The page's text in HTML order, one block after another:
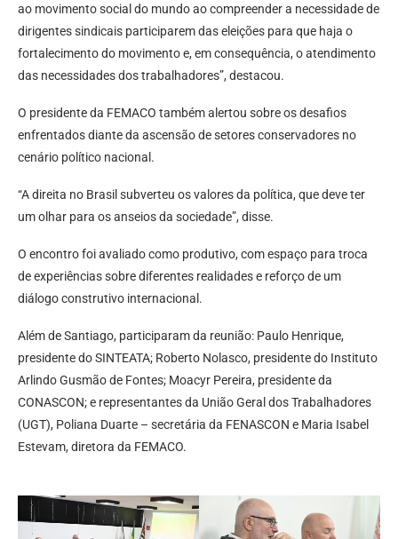
ao movimento social do mundo ao compreender a necessidade de
dirigentes sindicais participarem das eleições para que haja o
fortalecimento do movimento e, em consequência, o atendimento
das necessidades dos trabalhadores”, destacou.
O presidente da FEMACO também alertou sobre os desafios
enfrentados diante da ascensão de setores conservadores no
cenário político nacional.
“A direita no Brasil subverteu os valores da política, que deve ter
um olhar para os anseios da sociedade”, disse.
O encontro foi avaliado como produtivo, com espaço para troca
de experiências sobre diferentes realidades e reforço de um
diálogo construtivo internacional.
Além de Santiago, participaram da reunião: Paulo Henrique,
presidente do SINTEATA; Roberto Nolasco, presidente do Instituto
Arlindo Gusmão de Fontes; Moacyr Pereira, presidente da
CONASCON; e representantes da União Geral dos Trabalhadores
(UGT), Poliana Duarte – secretária da FENASCON e Maria Isabel
Estevam, diretora da FEMACO.